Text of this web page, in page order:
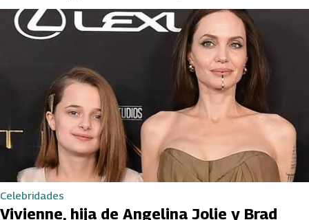
Celebridades
Vivienne, hija de Angelina Jolie y Brad